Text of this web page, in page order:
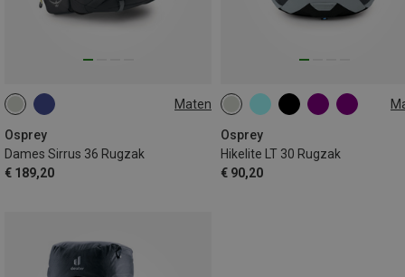
Maten
Osprey
Dames Sirrus 36 Rugzak
€ 189,20
36L
Osprey
Hikelite LT 30 Rugzak
€ 90,20
30L